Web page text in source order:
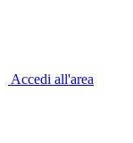
Accedi all'area